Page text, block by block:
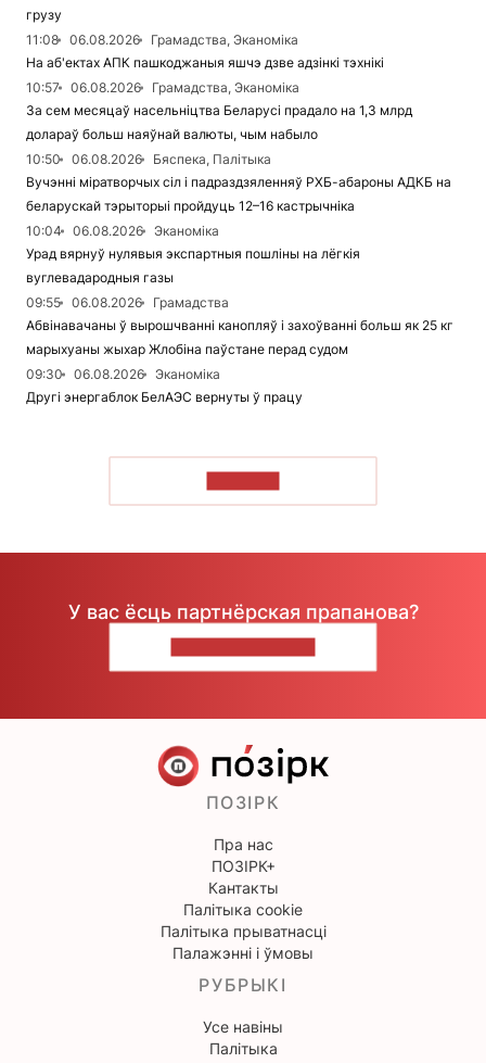
грузу
11:08
06.08.2026
Грамадства, Эканоміка
На аб'ектах АПК пашкоджаныя яшчэ дзве адзінкі тэхнікі
10:57
06.08.2026
Грамадства, Эканоміка
За сем месяцаў насельніцтва Беларусі прадало на 1,3 млрд
долараў больш наяўнай валюты, чым набыло
10:50
06.08.2026
Бяспека, Палітыка
Вучэнні міратворчых сіл і падраздзяленняў РХБ-абароны АДКБ на
беларускай тэрыторыі пройдуць 12–16 кастрычніка
10:04
06.08.2026
Эканоміка
Урад вярнуў нулявыя экспартныя пошліны на лёгкія
вуглевадародныя газы
09:55
06.08.2026
Грамадства
Абвінавачаны ў вырошчванні канопляў і захоўванні больш як 25 кг
марыхуаны жыхар Жлобіна паўстане перад судом
09:30
06.08.2026
Эканоміка
Другі энергаблок БелАЭС вернуты ў працу
У вас ёсць партнёрская прапанова?
ПОЗІРК
Пра нас
ПОЗІРК+
Кантакты
Палітыка cookie
Палітыка прыватнасці
Палажэнні і ўмовы
РУБРЫКІ
Усе навіны
Палітыка